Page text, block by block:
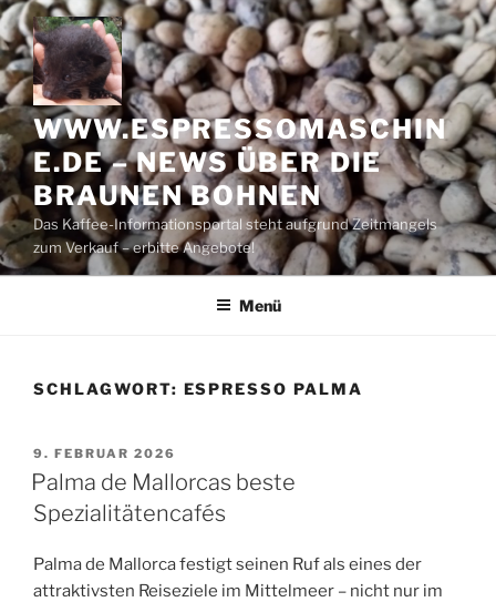
Zum
Inhalt
springen
WWW.ESPRESSOMASCHIN
E.DE – NEWS ÜBER DIE
BRAUNEN BOHNEN
Das Kaffee-Informationsportal steht aufgrund Zeitmangels
zum Verkauf – erbitte Angebote!
Menü
SCHLAGWORT: ESPRESSO PALMA
VERÖFFENTLICHT
AM
9. FEBRUAR 2026
Palma de Mallorcas beste
Spezialitätencafés
Palma de Mallorca festigt seinen Ruf als eines der
attraktivsten Reiseziele im Mittelmeer – nicht nur im